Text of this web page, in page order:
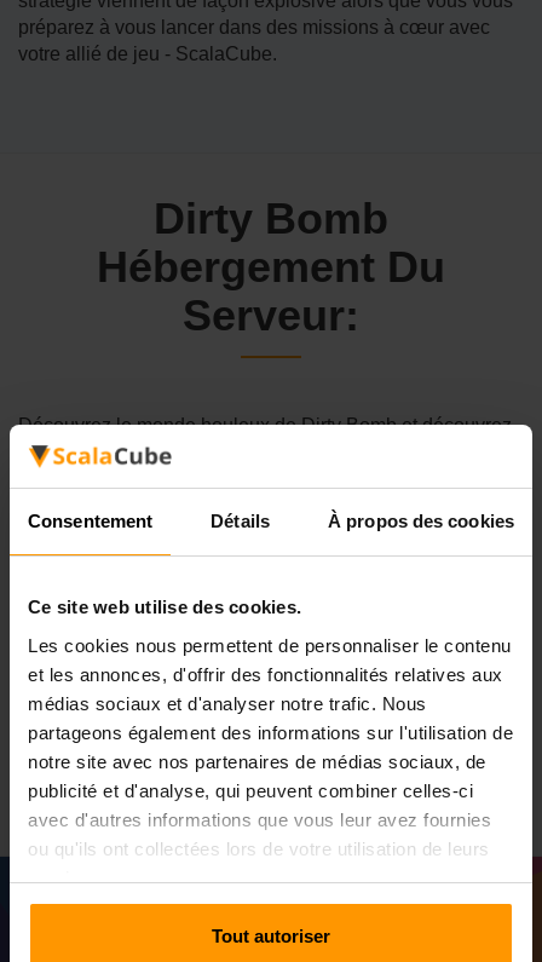
Consentement Détails À propos des cookies
Ce site web utilise des cookies.
Les cookies nous permettent de personnaliser le contenu
et les annonces, d'offrir des fonctionnalités relatives aux
médias sociaux et d'analyser notre trafic. Nous
partageons également des informations sur l'utilisation de
notre site avec nos partenaires de médias sociaux, de
publicité et d'analyse, qui peuvent combiner celles-ci
avec d'autres informations que vous leur avez fournies
ou qu'ils ont collectées lors de votre utilisation de leurs
services.
Tout autoriser
préparez à vous lancer dans des missions à cœur avec
votre allié de jeu - ScalaCube.
Dirty Bomb
Hébergement Du
Serveur:
Découvrez le monde houleux de Dirty Bomb et découvrez
comment les services d'hébergement de serveurs de jeux
expérience de jeu à un nouveau niveau.
suivre l'énergie dynamique du jeu. L'hébergement du
expérience inégalée pour la plate-forme idéale pour
dominer le champ de bataille de Crazy Bomb. Plongeons
dans les détails pour savoir comment ScalaCube devient
votre passerelle vers une impressionnante aventure Dirty
Bomb.